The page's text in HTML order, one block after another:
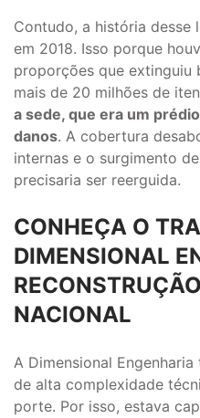
Contudo, a história
em 2018. Isso porque
proporções que extinguiu
mais de 20 milhões de
a sede, que era um
danos. A cobertura
internas e o surgimento
precisaria ser reerguida.
CONHEÇA O
DIMENSIONAL
NACIONAL
A Dimensional
de alta complexidade
porte. Por isso, estava